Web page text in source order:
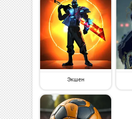
Экшен